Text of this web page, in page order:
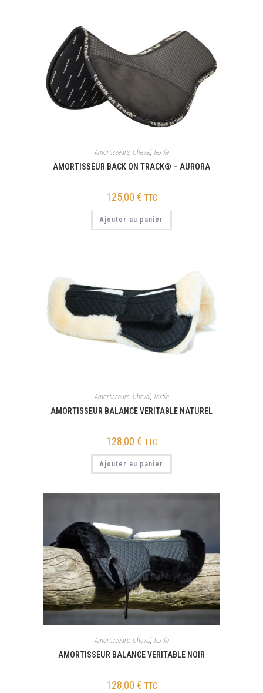
Amortisseurs, Cheval, Textile
AMORTISSEUR BACK ON TRACK® – AURORA
125,00 € TTC
Ajouter au panier
Amortisseurs, Cheval, Textile
AMORTISSEUR BALANCE VERITABLE NATUREL
128,00 € TTC
Ajouter au panier
Amortisseurs, Cheval, Textile
AMORTISSEUR BALANCE VERITABLE NOIR
128,00 € TTC